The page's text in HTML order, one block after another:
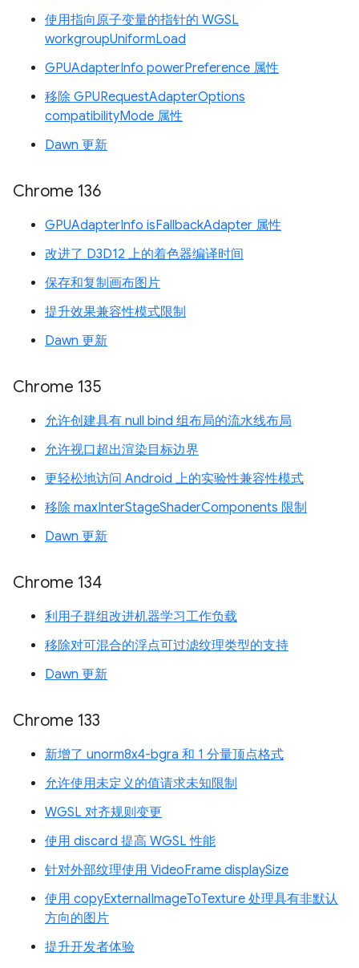
使用指向原子变量的指针的 WGSL
workgroupUniformLoad
GPUAdapterInfo powerPreference 属性
移除 GPURequestAdapterOptions
compatibilityMode 属性
Dawn 更新
Chrome 136
GPUAdapterInfo isFallbackAdapter 属性
改进了 D3D12 上的着色器编译时间
保存和复制画布图片
提升效果兼容性模式限制
Dawn 更新
Chrome 135
允许创建具有 null bind 组布局的流水线布局
允许视口超出渲染目标边界
更轻松地访问 Android 上的实验性兼容性模式
移除 maxInterStageShaderComponents 限制
Dawn 更新
Chrome 134
利用子群组改进机器学习工作负载
移除对可混合的浮点可过滤纹理类型的支持
Dawn 更新
Chrome 133
新增了 unorm8x4-bgra 和 1 分量顶点格式
允许使用未定义的值请求未知限制
WGSL 对齐规则变更
使用 discard 提高 WGSL 性能
针对外部纹理使用 VideoFrame displaySize
使用 copyExternalImageToTexture 处理具有非默认
方向的图片
提升开发者体验